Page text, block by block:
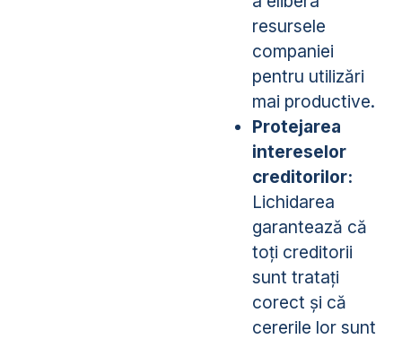
resursele
companiei
pentru utilizări
mai productive.
Protejarea
intereselor
creditorilor:
Lichidarea
garantează că
toți creditorii
sunt tratați
corect și că
cererile lor sunt